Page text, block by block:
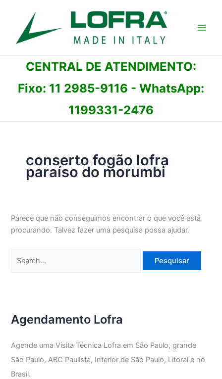
conteúdo
CENTRAL DE ATENDIMENTO:
Fixo: 11 2985-9116 - WhatsApp:
1199331-2476
conserto fogão lofra
paraíso do morumbi
Parece que não conseguimos encontrar o que você está
procurando. Talvez fazer uma pesquisa possa ajudar.
por:
Agendamento Lofra
Agende uma Visita Técnica Lofra em São Paulo, grande
São Paulo, ABC Paulista, Interior de São Paulo, Litoral e no
Brasil.